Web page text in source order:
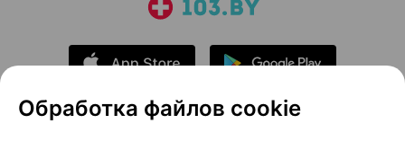
Обработка файлов cookie